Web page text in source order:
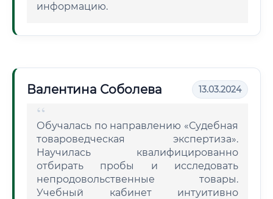
информацию.
Валентина Соболева 13.03.2024
Обучалась по направлению «Судебная
товароведческая экспертиза».
Научилась квалифицированно
отбирать пробы и исследовать
непродовольственные товары.
Учебный кабинет интуитивно